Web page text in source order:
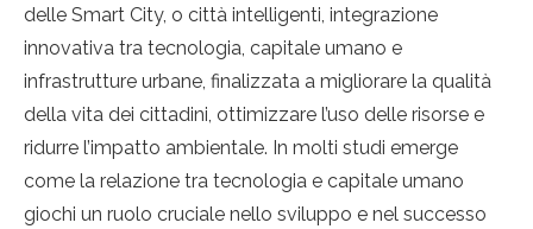
delle Smart City, o città intelligenti, integrazione
innovativa tra tecnologia, capitale umano e
infrastrutture urbane, finalizzata a migliorare la qualità
della vita dei cittadini, ottimizzare l’uso delle risorse e
ridurre l’impatto ambientale. In molti studi emerge
come la relazione tra tecnologia e capitale umano
giochi un ruolo cruciale nello sviluppo e nel successo